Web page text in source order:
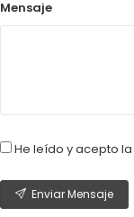
Mensaje
He leído y acepto la
Enviar Mensaje